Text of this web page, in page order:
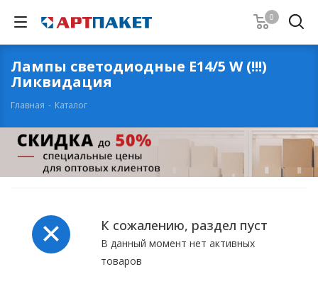
0
Лампы светодиодные Е14/5 W (!!!)
Ликвидация
Главная - Каталог
К сожалению, раздел пуст
В данный момент нет активных
товаров